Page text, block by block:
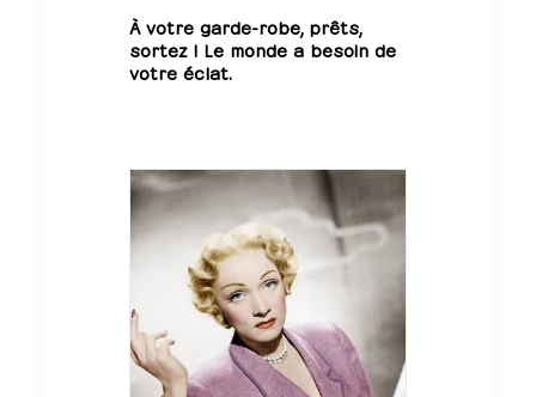
À votre garde-robe, prêts,
sortez ! Le monde a besoin de
votre éclat.